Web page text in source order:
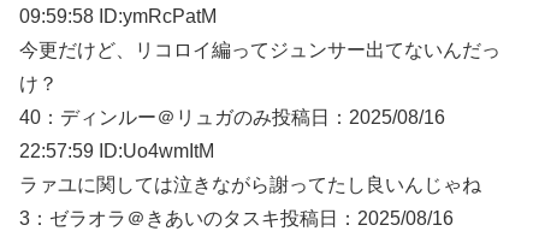
09:59:58 ID:ymRcPatM
今更だけど、リコロイ編ってジュンサー出てないんだっ
け？
40： ディンルー＠リュガのみ投稿日：2025/08/16
22:57:59 ID:Uo4wmItM
ラァユに関しては泣きながら謝ってたし良いんじゃね
3： ゼラオラ＠きあいのタスキ投稿日：2025/08/16